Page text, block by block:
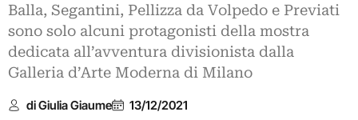
Balla, Segantini, Pellizza da Volpedo e Previati
sono solo alcuni protagonisti della mostra
dedicata all’avventura divisionista dalla
Galleria d’Arte Moderna di Milano
di Giulia Giaume 13/12/2021